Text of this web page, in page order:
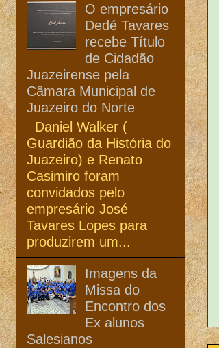
O empresário
Dedé Tavares
recebe Título
de Cidadão
Juazeirense pela
Câmara Municipal de
Juazeiro do Norte
Daniel Walker (
Guardião da História do
Juazeiro) e Renato
Casimiro foram
convidados pelo
empresário José
Tavares Lopes para
produzirem um...
Imagens da
Missa do
Encontro dos
Ex alunos
Salesianos